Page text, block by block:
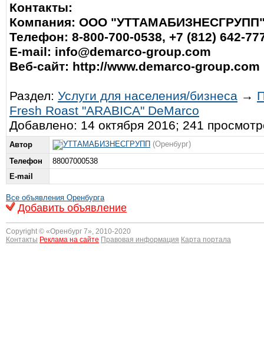
Контакты:
Компания: ООО
Телефон: 8-800-700-0538, +7 (812) 642-
E-mail: info@demarco-group.com
Веб-сайт: http://www.demarco-group.com
Раздел: Услуги для населения/бизнеса →
Fresh Roast "ARABICA" DeMarco
Добавлено: 14 октября 2016; 241
Автор УТТАМАБИЗНЕСГРУПП (Оренбург)
Телефон
88007000538
E-mail
Все объявления Оренбурга
Добавить объявление
Copyright © «Оренбург 7», 2010-2020
Контакты Реклама на сайте Правовая информация Карта портала